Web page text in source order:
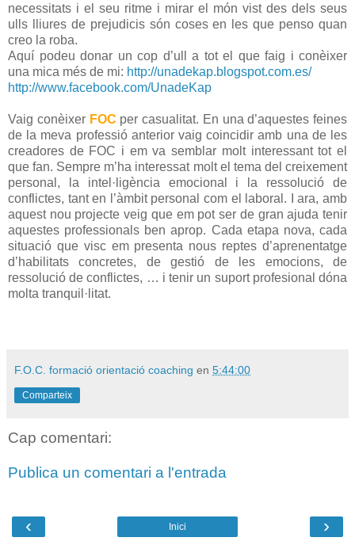
necessitats i el seu ritme i mirar el món vist des dels seus
ulls lliures de prejudicis són coses en les que penso quan
creo la roba.
Aquí podeu donar un cop d’ull a tot el que faig i conèixer
una mica més de mi: http://unadekap.blogspot.com.es/
http://www.facebook.com/UnadeKap
Vaig conèixer FOC per casualitat. En una d’aquestes feines
de la meva professió anterior vaig coincidir amb una de les
creadores de FOC i em va semblar molt interessant tot el
que fan. Sempre m’ha interessat molt el tema del creixement
personal, la intel·ligència emocional i la ressolució de
conflictes, tant en l’àmbit personal com el laboral. I ara, amb
aquest nou projecte veig que em pot ser de gran ajuda tenir
aquestes professionals ben aprop. Cada etapa nova, cada
situació que visc em presenta nous reptes d’aprenentatge
d’habilitats concretes, de gestió de les emocions, de
ressolució de conflictes, … i tenir un suport profesional dóna
molta tranquil·litat.
F.O.C. formació orientació coaching en 5:44:00
Comparteix
Cap comentari:
Publica un comentari a l'entrada
‹ ›
Inici